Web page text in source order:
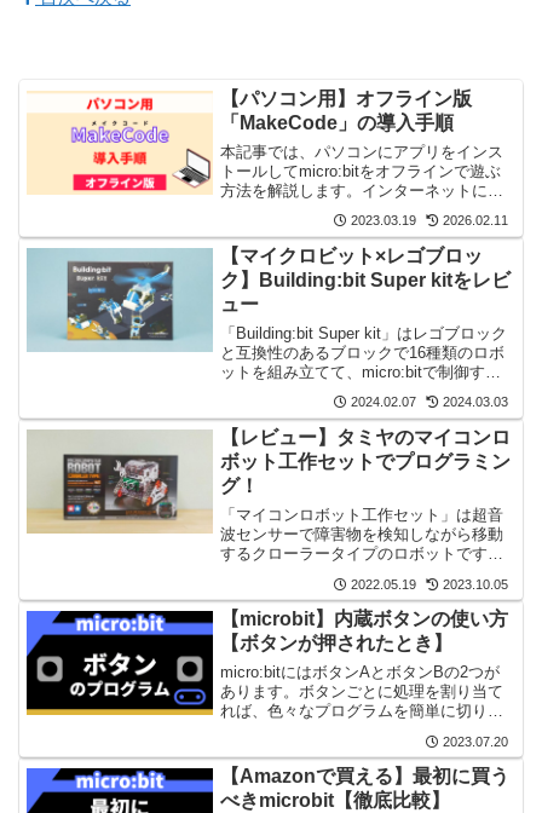
【パソコン用】オフライン版
「MakeCode」の導入手順
本記事では、パソコンにアプリをインス
トールしてmicro:bitをオフラインで遊ぶ
方法を解説します。インターネットに接
続しないので安心してお子さんの学習に
2023.03.19 2026.02.11
【マイクロビット×レゴブロッ
ク】Building:bit Super kitをレビ
ュー
「Building:bit Super kit」はレゴブロック
と互換性のあるブロックで16種類のロボ
ットを組み立てて、micro:bitで制御する
プログラミングおもちゃです。
2024.02.07 2024.03.03
【レビュー】タミヤのマイコンロ
ボット工作セットでプログラミン
グ！
「マイコンロボット工作セット」は超音
波センサーで障害物を検知しながら移動
するクローラータイプのロボットです。
らすぐに遊べます。2022.05.19 2023.10.05
【microbit】内蔵ボタンの使い方
【ボタンが押されたとき】
micro:bitにはボタンAとボタンBの2つが
あります。ボタンごとに処理を割り当て
れば、色々なプログラムを簡単に切り替
2023.07.20
【Amazonで買える】最初に買う
べきmicrobit【徹底比較】